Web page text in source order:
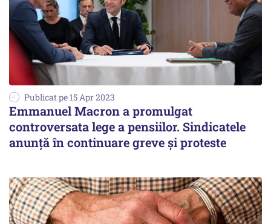
Publicat pe 15 Apr 2023
Emmanuel Macron a promulgat
controversata lege a pensiilor. Sindicatele
anunţă în continuare greve şi proteste